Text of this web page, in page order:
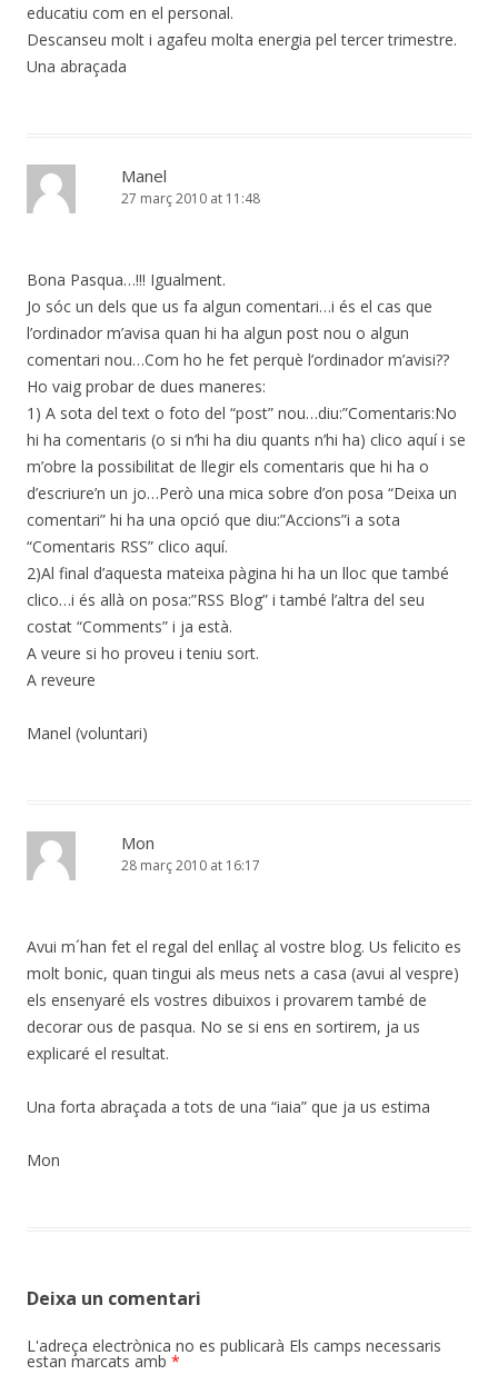
educatiu com en el personal.
Descanseu molt i agafeu molta energia pel tercer trimestre.
Una abraçada
Manel
27 març 2010 at 11:48
Bona Pasqua…!!! Igualment.
Jo sóc un dels que us fa algun comentari…i és el cas que
l’ordinador m’avisa quan hi ha algun post nou o algun
comentari nou…Com ho he fet perquè l’ordinador m’avisi??
Ho vaig probar de dues maneres:
1) A sota del text o foto del “post” nou…diu:”Comentaris:No
hi ha comentaris (o si n’hi ha diu quants n’hi ha) clico aquí i se
m’obre la possibilitat de llegir els comentaris que hi ha o
d’escriure’n un jo…Però una mica sobre d’on posa “Deixa un
comentari” hi ha una opció que diu:”Accions”i a sota
“Comentaris RSS” clico aquí.
2)Al final d’aquesta mateixa pàgina hi ha un lloc que també
clico…i és allà on posa:”RSS Blog” i també l’altra del seu
costat “Comments” i ja està.
A veure si ho proveu i teniu sort.
A reveure
Manel (voluntari)
Mon
28 març 2010 at 16:17
Avui m´han fet el regal del enllaç al vostre blog. Us felicito es
molt bonic, quan tingui als meus nets a casa (avui al vespre)
els ensenyaré els vostres dibuixos i provarem també de
decorar ous de pasqua. No se si ens en sortirem, ja us
explicaré el resultat.
Una forta abraçada a tots de una “iaia” que ja us estima
Mon
Deixa un comentari
L'adreça electrònica no es publicarà Els camps necessaris
estan marcats amb *